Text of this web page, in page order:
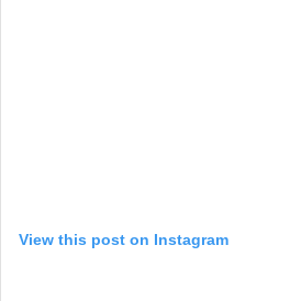
View this post on Instagram